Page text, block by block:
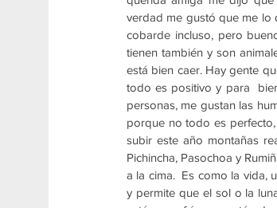
verdad me gustó que me lo
cobarde incluso, pero
tienen también y son
está bien caer. Hay gente
todo es positivo y para
personas, me gustan las
porque no todo es
subir este año montañas
Pichincha, Pasochoa y
a la cima.  Es como la vida,
y permite que el sol o la